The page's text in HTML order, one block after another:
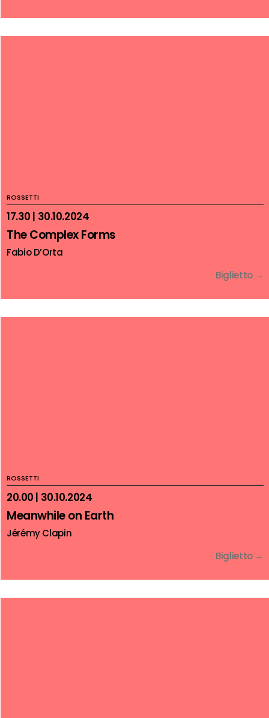
ROSSETTI
17.30 | 30.10.2024
The Complex Forms
Fabio D’Orta
Biglietto →
ROSSETTI
20.00 | 30.10.2024
Meanwhile on Earth
Jérémy Clapin
Biglietto →